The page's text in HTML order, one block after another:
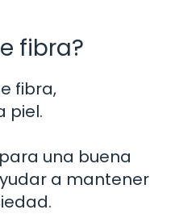
fibra?
fibra,
piel.
una buena
a mantener